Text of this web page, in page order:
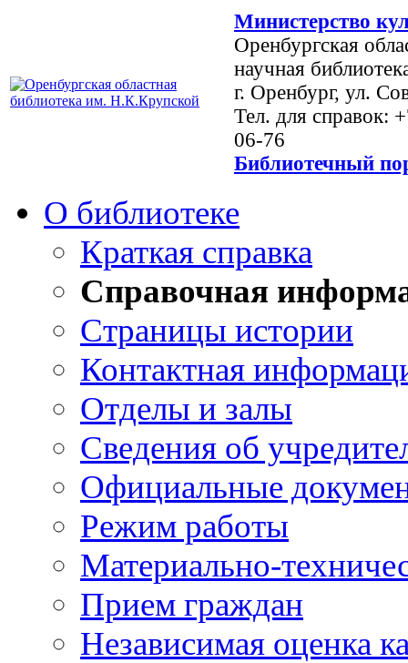
Министерство
Оренбургская
научная
г. Оренбург, ул.
Тел. для справок:
06-76
Библиотечный
О библиотеке
Краткая справка
Справочная
Страницы истории
Контактная
Отделы и залы
Сведения об
Официальные
Режим работы
Материально-
Прием граждан
Независимая оценка